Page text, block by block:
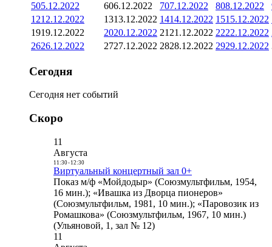
505.12.2022 606.12.2022 707.12.2022 808.12.2022
1212.12.2022 1313.12.2022 1414.12.2022 1515.12.2022
1919.12.2022 2020.12.2022 21 21.12.2022 2222.12.2022
2626.12.2022 2727.12.2022 2828.12.2022 2929.12.2022
Сегодня
Сегодня нет событий
Скоро
11
Августа
11:30- 12:30
Виртуальный концертный зал 0+
Показ м/ф «Мойдодыр» (Союзмультфильм, 1954,
16 мин.); «Ивашка из Дворца пионеров»
(Союзмультфильм, 1981, 10 мин.); «Паровозик из
Ромашкова» (Союзмультфильм, 1967, 10 мин.)
(Ульяновой, 1, зал № 12)
11